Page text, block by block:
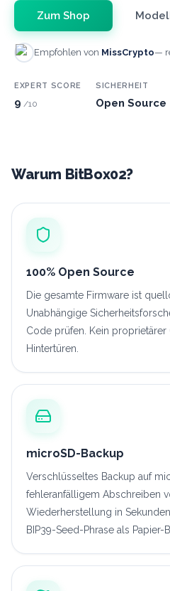
Zum Shop
Empfohlen von MissCrypto—
EXPERT SCORE
9 /10
SICHERHEIT
Open Source
Warum BitBox02?
100% Open Source
Die gesamte Firmware ist
Unabhängige
Code prüfen. Kein proprietärer
Hintertüren.
microSD-Backup
Verschlüsseltes Backup auf
fehleranfälligem Abschreiben
Wiederherstellung in
BIP39-Seed-Phrase als Papier-